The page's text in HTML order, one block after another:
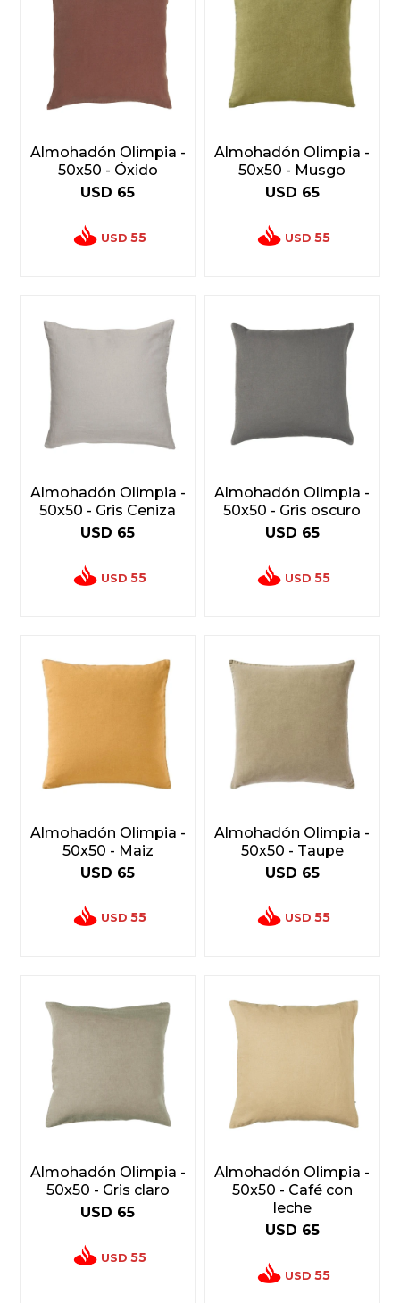
Almohadón Olimpia -
50x50 - Óxido
USD 65
USD 55
Almohadón Olimpia -
50x50 - Musgo
USD 65
USD 55
Almohadón Olimpia -
50x50 - Gris Ceniza
USD 65
USD 55
Almohadón Olimpia -
50x50 - Gris oscuro
USD 65
USD 55
Almohadón Olimpia -
50x50 - Maiz
USD 65
USD 55
Almohadón Olimpia -
50x50 - Taupe
USD 65
USD 55
Almohadón Olimpia -
50x50 - Gris claro
USD 65
USD 55
Almohadón Olimpia -
50x50 - Café con
leche
USD 65
USD 55